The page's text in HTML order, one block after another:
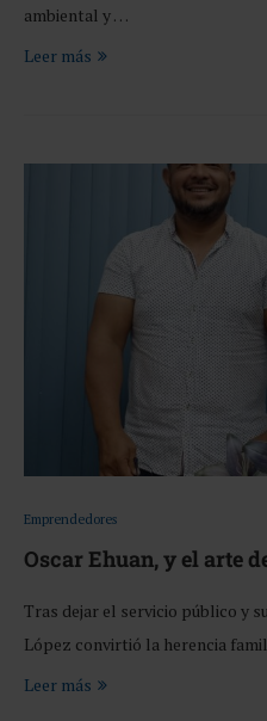
ambiental y …
Leer más
Emprendedores
Oscar Ehuan, y el arte
Tras dejar el servicio público y
López convirtió la herencia
Leer más